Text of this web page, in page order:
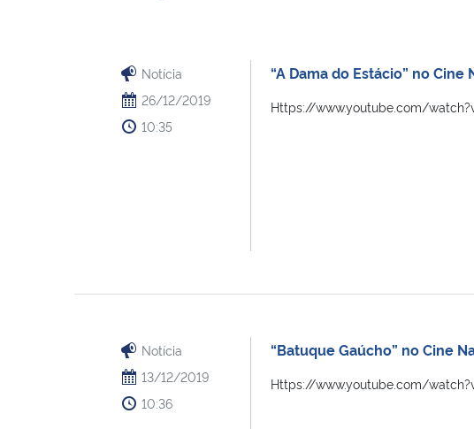
Notícia
26/12/2019
10:35
“A Dama do Estácio” no Cine
Https://www.youtube.com/
Notícia
13/12/2019
10:36
“Batuque Gaúcho” no Cine
Https://www.youtube.com/